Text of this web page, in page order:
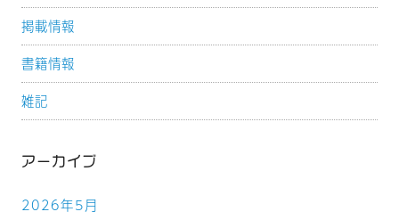
掲載情報
書籍情報
雑記
アーカイブ
2026年5月